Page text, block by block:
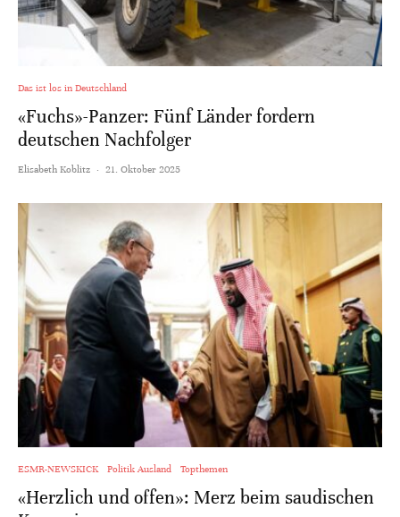
Das ist los in Deutschland
«Fuchs»-Panzer: Fünf Länder fordern
deutschen Nachfolger
Elisabeth Koblitz · 21. Oktober 2025
ESMR-NEWSKICK Politik Ausland Topthemen
«Herzlich und offen»: Merz beim saudischen